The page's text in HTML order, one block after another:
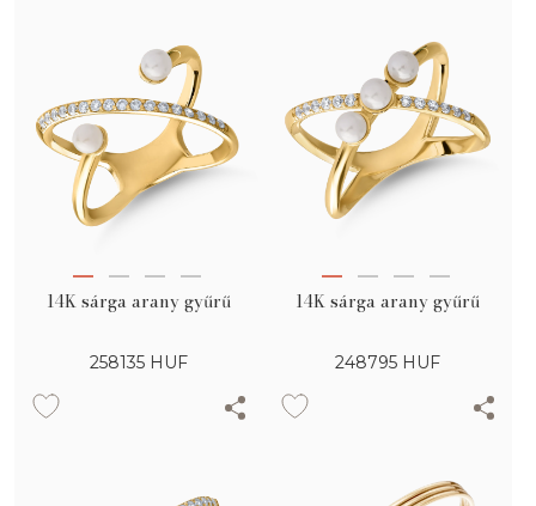
14K sárga arany gyűrű
258135 HUF
14K sárga arany gyűrű
248795 HUF